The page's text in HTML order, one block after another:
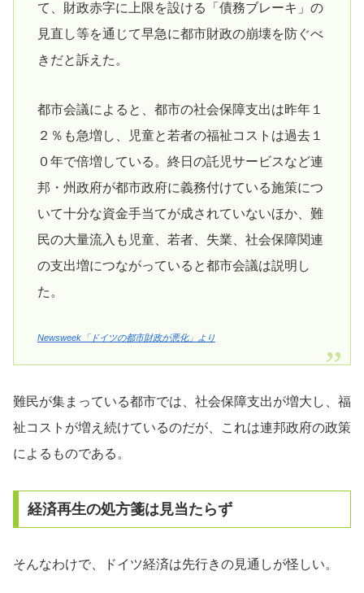
て、財政赤字に上限を設ける「債務ブレーキ」の
見直し等を通じて早急に都市財政の崩壊を防ぐべ
きだと訴えた。
都市会議によると、都市の社会保障支出は昨年１
２％も急増し、児童と若者の福祉コストは過去１
０年で倍増している。終日の託児サービスなど連
邦・州政府が都市政府に義務付けている施策につ
いて十分な資金手当てが成されていないほか、難
民の大量流入も児童、若者、失業、社会保障関連
の支出増につながっていると都市会議は説明し
た。
Newsweek「ドイツの都市財政が悪化」より
難民が集まっている都市では、社会保障支出が増大し、福
祉コストが増え続けているのだが、これは連邦政府の政策
によるものである。
経済再生の処方箋は見当たらず
そんなわけで、ドイツ経済は先行きの見通しが怪しい。